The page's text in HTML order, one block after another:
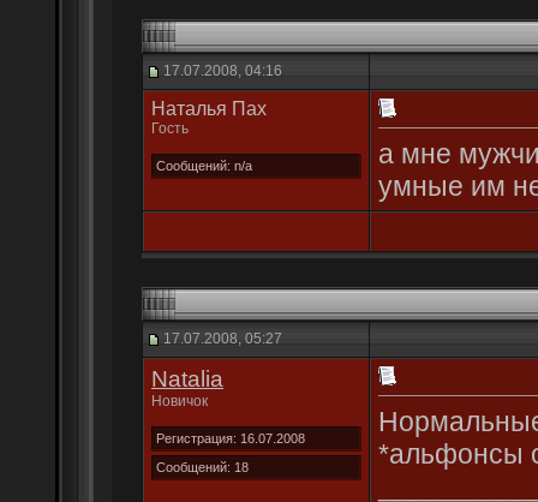
17.07.2008, 04:16
Наталья Пах
Гость
Сообщений: n/a
а мне
умные им
17.07.2008, 05:27
Natalia
Новичок
Регистрация: 16.07.2008
Сообщений: 18
*альфонсы